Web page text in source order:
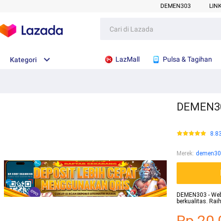
DEMEN303
Kategori LazMall Pulsa & Tagihan
Merek:
DEMEN303 -
berkualitas.